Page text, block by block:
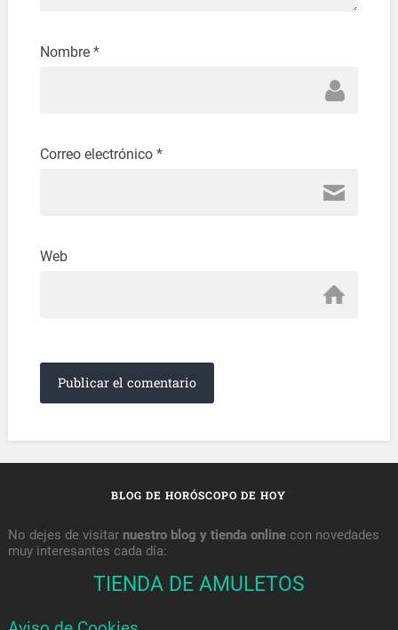
Nombre *
Correo electrónico *
Web
BLOG DE HORÓSCOPO DE HOY
No dejes de visitar nuestro blog y tienda onlinecon novedades
muy interesantes cada día:
TIENDA DE AMULETOS